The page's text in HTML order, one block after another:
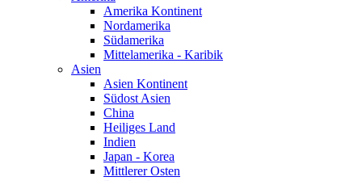
Amerika Kontinent
Nordamerika
Südamerika
Mittelamerika - Karibik
Asien
Asien Kontinent
Südost Asien
China
Heiliges Land
Indien
Japan - Korea
Mittlerer Osten